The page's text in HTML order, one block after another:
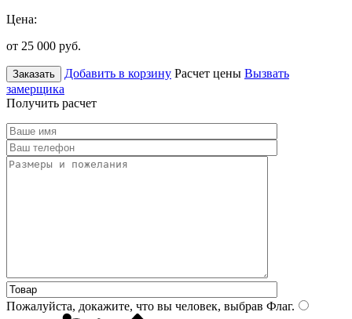
Цена:
от 25 000 руб.
Заказать Добавить в корзину Расчет цены Вызвать
замерщика
Получить расчет
Пожалуйста, докажите, что вы человек, выбрав Флаг.